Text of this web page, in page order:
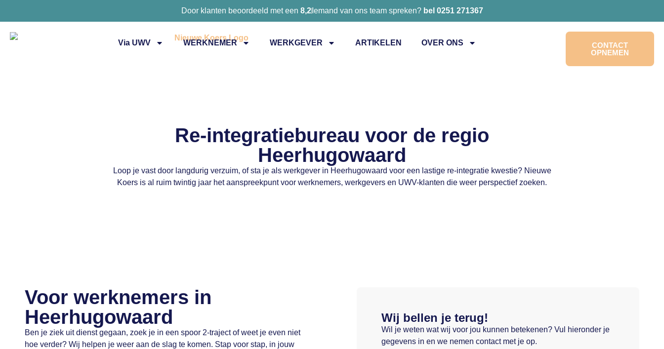
Door klanten beoordeeld met een 8,2Iemand van ons team spreken? bel 0251 271367
Via UWV WERKNEMER WERKGEVER ARTIKELEN OVER ONS
CONTACT
OPNEMEN
Re-integratiebureau voor de regio
Heerhugowaard
Loop je vast door langdurig verzuim, of sta je als werkgever in Heerhugowaard voor een lastige re-integratie kwestie? Nieuwe
Koers is al ruim twintig jaar het aanspreekpunt voor werknemers, werkgevers en UWV-klanten die weer perspectief zoeken.
Wij bellen je terug!
Wil je weten wat wij voor jou kunnen betekenen? Vul hieronder je
gegevens in en we nemen contact met je op.
Voor werknemers in
Heerhugowaard
Ben je ziek uit dienst gegaan, zoek je in een spoor 2-traject of weet je even niet
hoe verder? Wij helpen je weer aan de slag te komen. Stap voor stap, in jouw